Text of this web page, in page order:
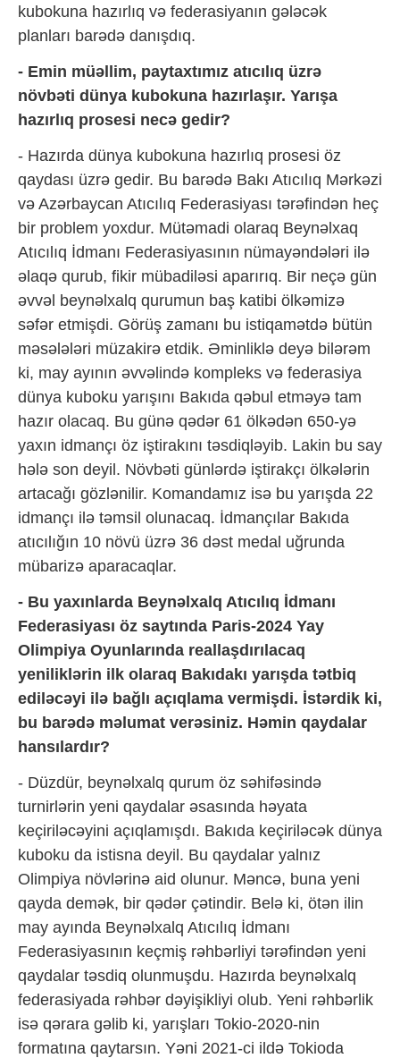
kubokuna hazırlıq və federasiyanın gələcək
planları barədə danışdıq.
- Emin müəllim, paytaxtımız atıcılıq üzrə
növbəti dünya kubokuna hazırlaşır. Yarışa
hazırlıq prosesi necə gedir?
- Hazırda dünya kubokuna hazırlıq prosesi öz
qaydası üzrə gedir. Bu barədə Bakı Atıcılıq Mərkəzi
və Azərbaycan Atıcılıq Federasiyası tərəfindən heç
bir problem yoxdur. Mütəmadi olaraq Beynəlxaq
Atıcılıq İdmanı Federasiyasının nümayəndələri ilə
əlaqə qurub, fikir mübadiləsi aparırıq. Bir neçə gün
əvvəl beynəlxalq qurumun baş katibi ölkəmizə
səfər etmişdi. Görüş zamanı bu istiqamətdə bütün
məsələləri müzakirə etdik. Əminliklə deyə bilərəm
ki, may ayının əvvəlində kompleks və federasiya
dünya kuboku yarışını Bakıda qəbul etməyə tam
hazır olacaq. Bu günə qədər 61 ölkədən 650-yə
yaxın idmançı öz iştirakını təsdiqləyib. Lakin bu say
hələ son deyil. Növbəti günlərdə iştirakçı ölkələrin
artacağı gözlənilir. Komandamız isə bu yarışda 22
idmançı ilə təmsil olunacaq. İdmançılar Bakıda
atıcılığın 10 növü üzrə 36 dəst medal uğrunda
mübarizə aparacaqlar.
- Bu yaxınlarda Beynəlxalq Atıcılıq İdmanı
Federasiyası öz saytında Paris-2024 Yay
Olimpiya Oyunlarında reallaşdırılacaq
yeniliklərin ilk olaraq Bakıdakı yarışda tətbiq
ediləcəyi ilə bağlı açıqlama vermişdi. İstərdik ki,
bu barədə məlumat verəsiniz. Həmin qaydalar
hansılardır?
- Düzdür, beynəlxalq qurum öz səhifəsində
turnirlərin yeni qaydalar əsasında həyata
keçiriləcəyini açıqlamışdı. Bakıda keçiriləcək dünya
kuboku da istisna deyil. Bu qaydalar yalnız
Olimpiya növlərinə aid olunur. Məncə, buna yeni
qayda demək, bir qədər çətindir. Belə ki, ötən ilin
may ayında Beynəlxalq Atıcılıq İdmanı
Federasiyasının keçmiş rəhbərliyi tərəfindən yeni
qaydalar təsdiq olunmuşdu. Hazırda beynəlxalq
federasiyada rəhbər dəyişikliyi olub. Yeni rəhbərlik
isə qərara gəlib ki, yarışları Tokio-2020-nin
formatına qaytarsın. Yəni 2021-ci ildə Tokioda